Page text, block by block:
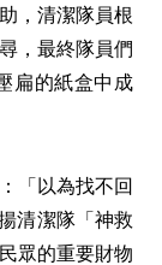
，清潔隊員根
，最終隊員們
扁的紙盒中成
「以為找不回
清潔隊「神救
眾的重要財物